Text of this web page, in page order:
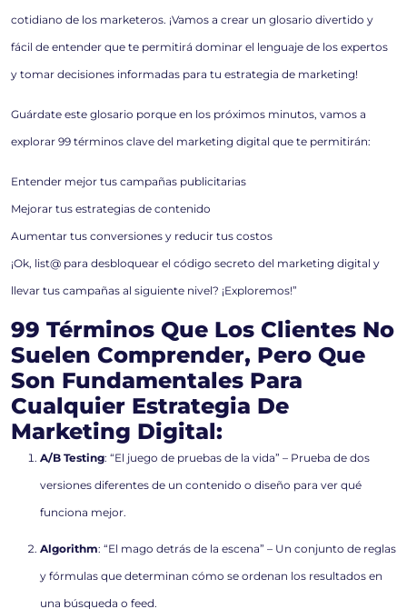
cotidiano de los marketeros. ¡Vamos a crear un glosario divertido y
fácil de entender que te permitirá dominar el lenguaje de los expertos
y tomar decisiones informadas para tu estrategia de marketing!
Guárdate este glosario porque en los próximos minutos, vamos a
explorar 99 términos clave del marketing digital que te permitirán:
Entender mejor tus campañas publicitarias
Mejorar tus estrategias de contenido
Aumentar tus conversiones y reducir tus costos
¡Ok, list@ para desbloquear el código secreto del marketing digital y
llevar tus campañas al siguiente nivel? ¡Exploremos!”
99 Términos Que Los Clientes No
Suelen Comprender, Pero Que
Son Fundamentales Para
Cualquier Estrategia De
Marketing Digital:
A/B Testing: “El juego de pruebas de la vida” – Prueba de dos
versiones diferentes de un contenido o diseño para ver qué
funciona mejor.
Algorithm: “El mago detrás de la escena” – Un conjunto de reglas
y fórmulas que determinan cómo se ordenan los resultados en
una búsqueda o feed.